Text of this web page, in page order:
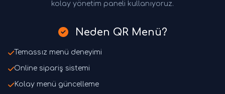
kolay yönetim paneli kullanıyoruz.
Neden QR Menü?
Temassız menü deneyimi
Online sipariş sistemi
Kolay menü güncelleme